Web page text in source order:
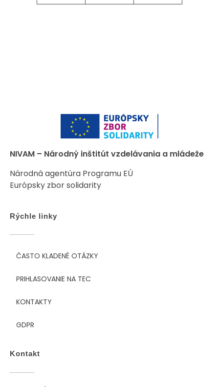
NIVAM – Národný inštitút vzdelávania a mládeže
Národná agentúra Programu EÚ
Európsky zbor solidarity
Rýchle linky
ČASTO KLADENÉ OTÁZKY
PRIHLASOVANIE NA TEC
KONTAKTY
GDPR
Kontakt